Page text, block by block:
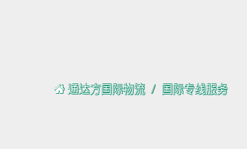
通达方国际物流 国际专线服务